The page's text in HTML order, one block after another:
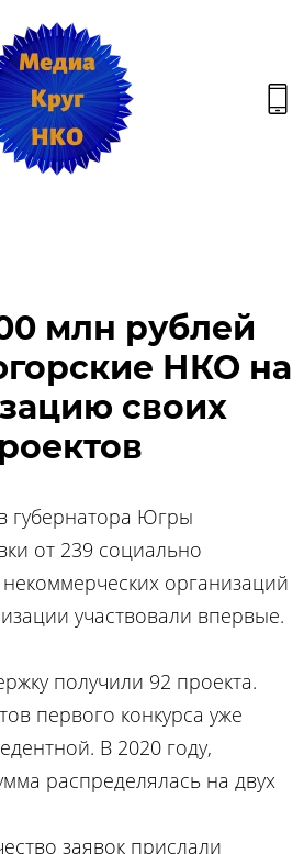
млн рублей
НКО на
своих
губернатора Югры
от 239 социально
организаций
участвовали впервые.
получили 92 проекта.
первого конкурса уже
В 2020 году,
распределялась на двух
заявок прислали